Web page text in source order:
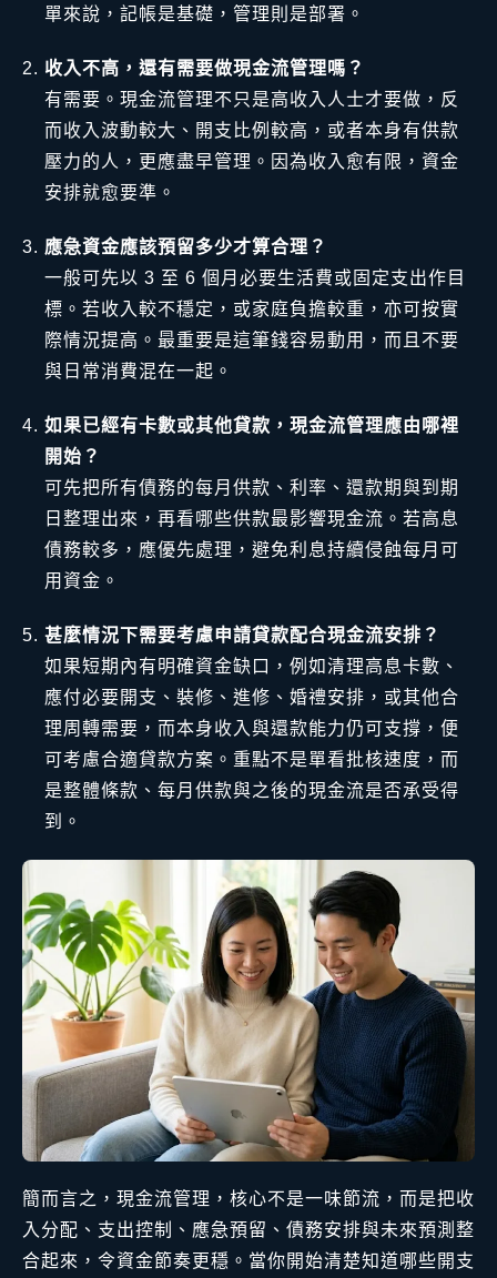
單來說，記帳是基礎，管理則是部署。
收入不高，還有需要做現金流管理嗎？
有需要。現金流管理不只是高收入人士才要做，反
而收入波動較大、開支比例較高，或者本身有供款
壓力的人，更應盡早管理。因為收入愈有限，資金
安排就愈要準。
應急資金應該預留多少才算合理？
一般可先以 3 至 6 個月必要生活費或固定支出作目
標。若收入較不穩定，或家庭負擔較重，亦可按實
際情況提高。最重要是這筆錢容易動用，而且不要
與日常消費混在一起。
如果已經有卡數或其他貸款，現金流管理應由哪裡
開始？
可先把所有債務的每月供款、利率、還款期與到期
日整理出來，再看哪些供款最影響現金流。若高息
債務較多，應優先處理，避免利息持續侵蝕每月可
用資金。
甚麼情況下需要考慮申請貸款配合現金流安排？
如果短期內有明確資金缺口，例如清理高息卡數、
應付必要開支、裝修、進修、婚禮安排，或其他合
理周轉需要，而本身收入與還款能力仍可支撐，便
可考慮合適貸款方案。重點不是單看批核速度，而
是整體條款、每月供款與之後的現金流是否承受得
到。
簡而言之，現金流管理，核心不是一味節流，而是把收
入分配、支出控制、應急預留、債務安排與未來預測整
合起來，令資金節奏更穩。當你開始清楚知道哪些開支